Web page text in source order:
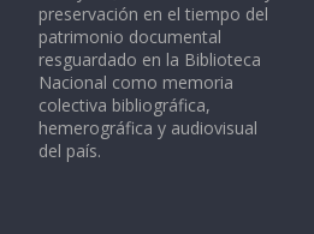
preservación en el tiempo del
patrimonio documental
resguardado en la Biblioteca
Nacional como memoria
colectiva bibliográfica,
hemerográfica y audiovisual
del país.